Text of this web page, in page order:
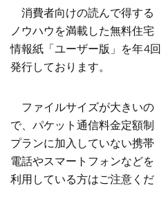
消費者向けの読んで得する
ノウハウを満載した無料住宅
情報紙「ユーザー版」を年4回
発行しております。
ファイルサイズが大きいの
で、パケット通信料金定額制
プランに加入していない携帯
電話やスマートフォンなどを
利用している方はご注意くだ